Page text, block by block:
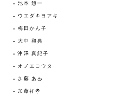
池本 惣一
ウエダキヨアキ
梅田かん子
大中 和典
沖澤 真紀子
オノエコウタ
加藤 あゐ
加藤祥孝